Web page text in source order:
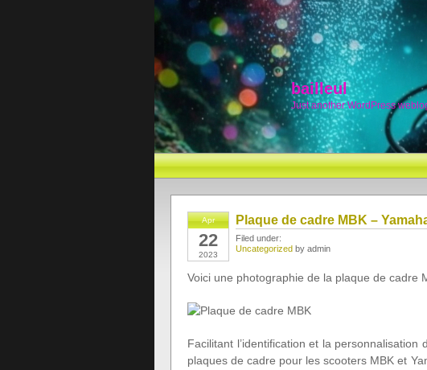
bailleul
Just another WordPress
Apr
22
2023
Plaque de cadre MBK –
Filed under:
Uncategorized by admin
Voici une photographie de la plaque de cadre
Facilitant l’identification et la personnalisation
plaques de cadre pour les scooters MBK et